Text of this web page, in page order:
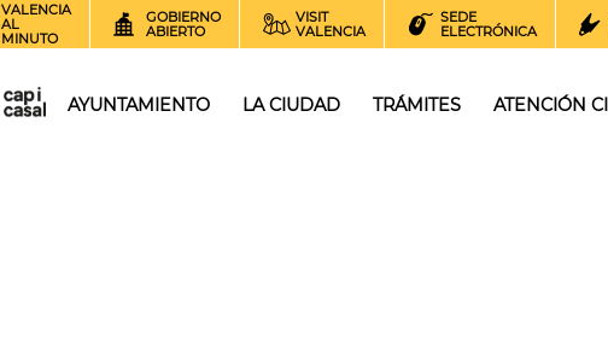
VALENCIA
AL
MINUTO
GOBIERNO
ABIERTO
VISIT
VALENCIA
SEDE
ELECTRÓNICA
AYUNTAMIENTO LA CIUDAD TRÁMITES ATENCIÓN